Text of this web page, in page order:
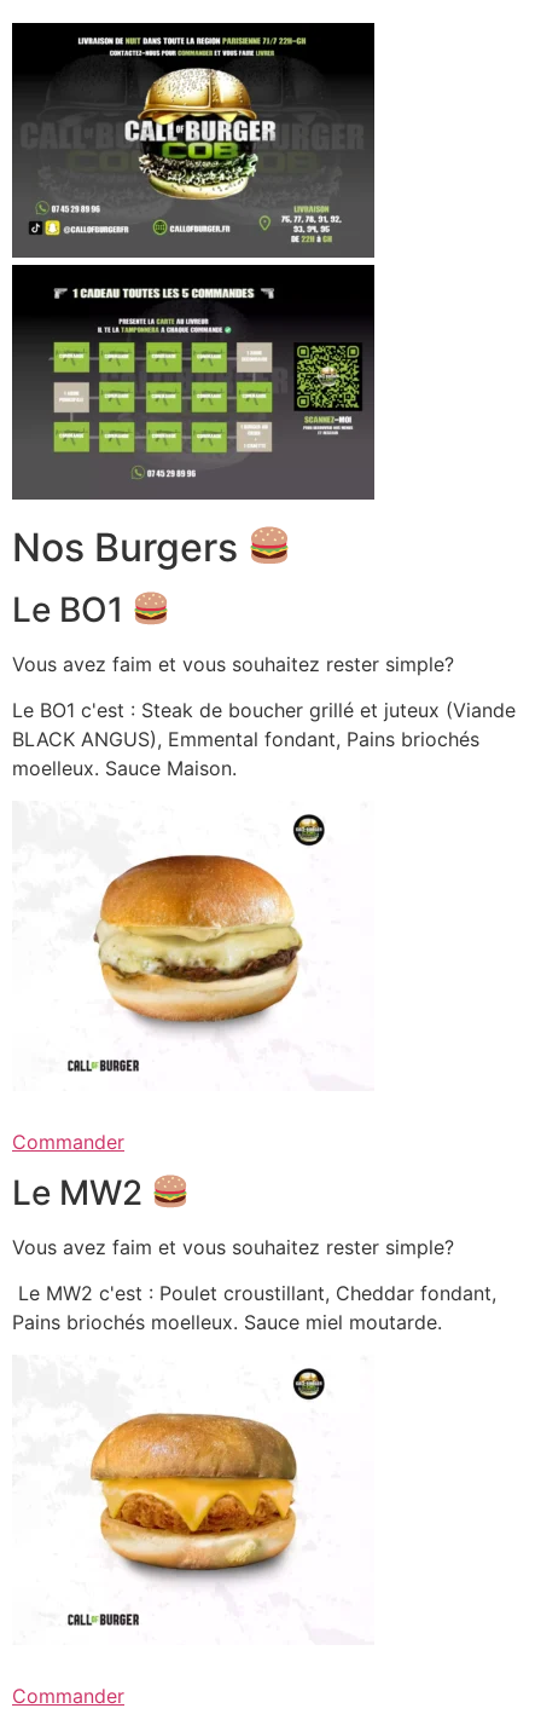
Nos Burgers
Le BO1
Vous avez faim et vous souhaitez rester simple?
Le BO1 c'est : Steak de boucher grillé et juteux (Viande
BLACK ANGUS), Emmental fondant, Pains briochés
moelleux. Sauce Maison.
Commander
Le MW2
Vous avez faim et vous souhaitez rester simple?
Le MW2 c'est : Poulet croustillant, Cheddar fondant,
Pains briochés moelleux. Sauce miel moutarde.
Commander